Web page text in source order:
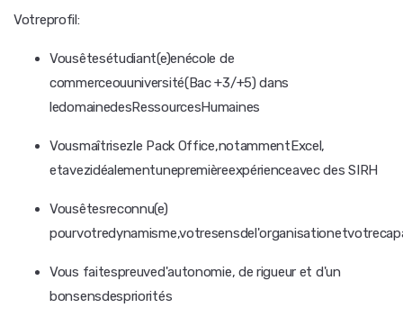
Votreprofil:
Vousêtesétudiant(e)enécole de
commerceouuniversité(Bac +3/+5) dans
ledomainedesRessourcesHumaines
Vousmaîtrisezle Pack Office,notammentExcel,
etavezidéalementunepremièreexpérienceavec des SIRH
Vousêtesreconnu(e)
Vous faitespreuved'autonomie, de rigueur et d'un
bonsensdespriorités